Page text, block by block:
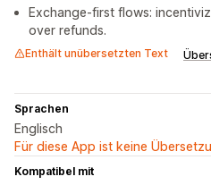
Exchange-first flows:
over refunds.
Enthält unübersetzten Text
Sprachen
Englisch
Für diese App ist keine
Kompatibel mit